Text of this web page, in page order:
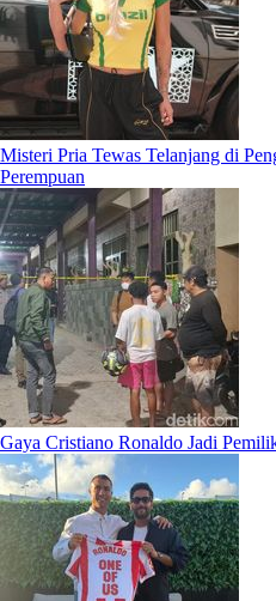
Misteri Pria Tewas Telanjang di
Perempuan
Gaya Cristiano Ronaldo Jadi